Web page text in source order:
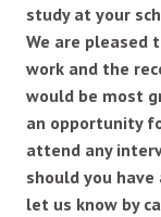
study at your
We are pleased
work and the
would be most
an opportunity
attend any
should you
let us know by